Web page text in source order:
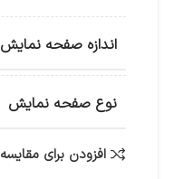
اندازه صفحه نمایش
نوع صفحه نمایش
افزودن برای مقایسه